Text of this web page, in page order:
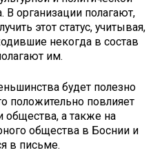
организации полагают,
этот статус, учитывая,
некогда в состав
им.
будет полезно
положительно повлияет
общества, а также на
общества в Боснии и
в письме.